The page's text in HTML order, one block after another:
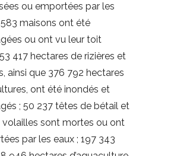
ou emportées par les
583 maisons ont été
ou ont vu leur toit
417 hectares de rizières et
ainsi que 376 792 hectares
ont été inondés et
; 50 237 têtes de bétail et
sont mortes ou ont
par les eaux ; 197 343